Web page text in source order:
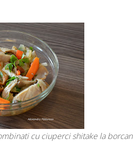
cu ciuperci shitake la borcan